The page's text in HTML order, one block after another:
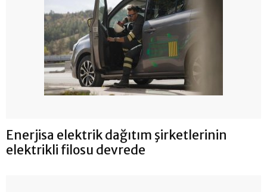
Enerjisa elektrik dağıtım şirketlerinin
elektrikli filosu devrede